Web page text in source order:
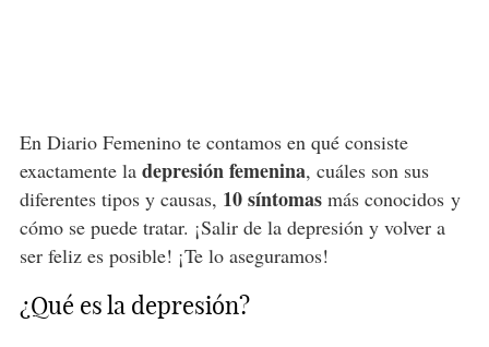
En Diario Femenino te contamos en qué consiste
exactamente la depresión femenina, cuáles son sus
diferentes tipos y causas, 10 síntomasmás conocidos y
cómo se puede tratar. ¡Salir de la depresión y volver a
ser feliz es posible! ¡Te lo aseguramos!
¿Qué es la depresión?